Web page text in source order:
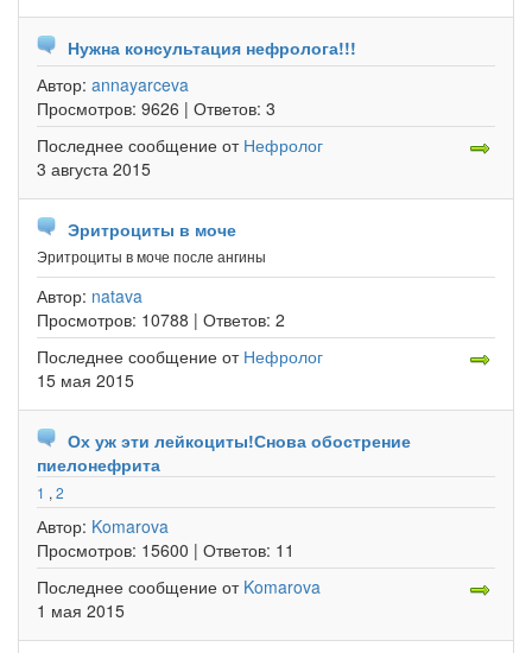
Нужна консультация нефролога!!!
Автор: annayarceva
Просмотров: 9626 | Ответов: 3
Последнее сообщение от Нефролог
3 августа 2015
Эритроциты в моче
Эритроциты в моче после ангины
Автор: natava
Просмотров: 10788 | Ответов: 2
Последнее сообщение от Нефролог
15 мая 2015
Ох уж эти лейкоциты!Снова обострение
пиелонефрита
1 , 2
Автор: Komarova
Просмотров: 15600 | Ответов: 11
Последнее сообщение от Komarova
1 мая 2015